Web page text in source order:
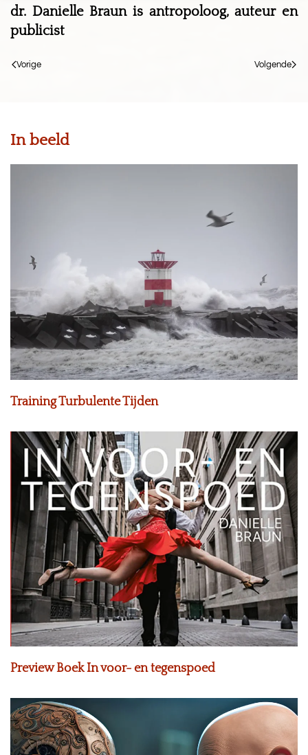
dr. Danielle Braun is antropoloog, auteur en
publicist
Vorige Volgende
In beeld
Training Turbulente Tijden
Preview Boek In voor- en tegenspoed